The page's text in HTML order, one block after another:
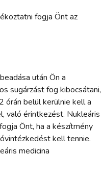
fogja Önt az
után Ön a
sugárzást fog kibocsátani,
órán belül kerülnie kell a
való érintkezést. Nukleáris
Önt, ha a készítmény
kell tennie.
medicina